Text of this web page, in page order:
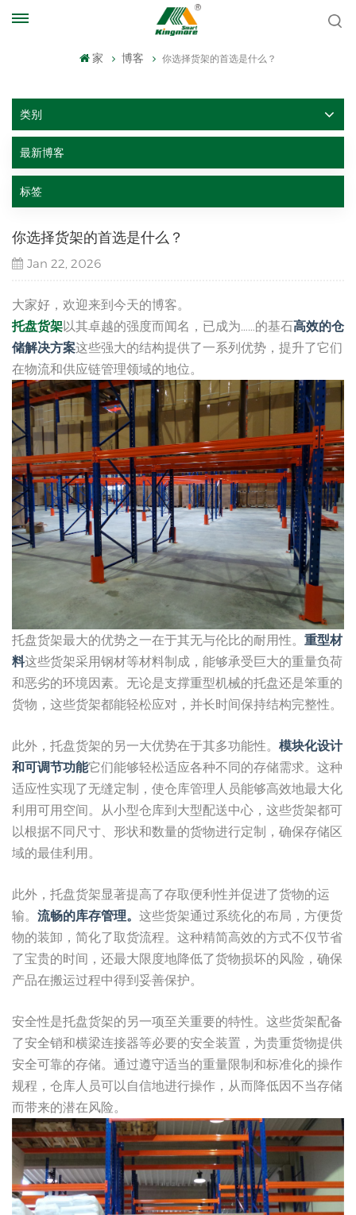
家 博客 你选择货架的首选是什么？
类别
最新博客
标签
你选择货架的首选是什么？
Jan 22, 2026
大家好，欢迎来到今天的博客。
托盘货架以其卓越的强度而闻名，已成为……的基石高效的仓
储解决方案这些强大的结构提供了一系列优势，提升了它们
在物流和供应链管理领域的地位。
托盘货架最大的优势之一在于其无与伦比的耐用性。 重型材
料这些货架采用钢材等材料制成，能够承受巨大的重量负荷
和恶劣的环境因素。无论是支撑重型机械的托盘还是笨重的
货物，这些货架都能轻松应对，并长时间保持结构完整性。
此外，托盘货架的另一大优势在于其多功能性。 模块化设计
和可调节功能它们能够轻松适应各种不同的存储需求。这种
适应性实现了无缝定制，使仓库管理人员能够高效地最大化
利用可用空间。从小型仓库到大型配送中心，这些货架都可
以根据不同尺寸、形状和数量的货物进行定制，确保存储区
域的最佳利用。
此外，托盘货架显著提高了存取便利性并促进了货物的运
输。 流畅的库存管理。 这些货架通过系统化的布局，方便货
物的装卸，简化了取货流程。这种精简高效的方式不仅节省
了宝贵的时间，还最大限度地降低了货物损坏的风险，确保
产品在搬运过程中得到妥善保护。
安全性是托盘货架的另一项至关重要的特性。这些货架配备
了安全销和横梁连接器等必要的安全装置，为贵重货物提供
安全可靠的存储。通过遵守适当的重量限制和标准化的操作
规程，仓库人员可以自信地进行操作，从而降低因不当存储
而带来的潜在风险。